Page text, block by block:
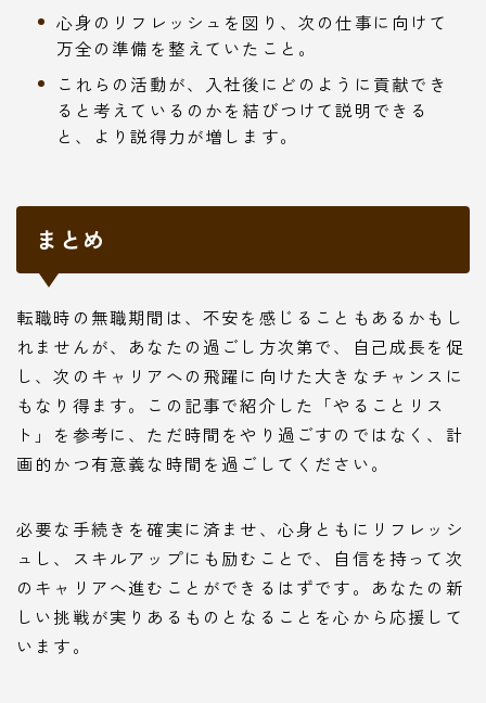
心身のリフレッシュを図り、次の仕事に向けて
万全の準備を整えていたこと。
これらの活動が、入社後にどのように貢献でき
ると考えているのかを結びつけて説明できる
と、より説得力が増します。
まとめ
転職時の無職期間は、不安を感じることもあるかもし
れませんが、あなたの過ごし方次第で、自己成長を促
し、次のキャリアへの飛躍に向けた大きなチャンスに
もなり得ます。この記事で紹介した「やることリス
ト」を参考に、ただ時間をやり過ごすのではなく、計
画的かつ有意義な時間を過ごしてください。
必要な手続きを確実に済ませ、心身ともにリフレッシ
ュし、スキルアップにも励むことで、自信を持って次
のキャリアへ進むことができるはずです。あなたの新
しい挑戦が実りあるものとなることを心から応援して
います。